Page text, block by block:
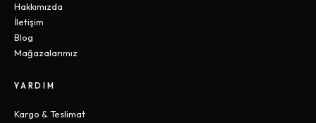
Hakkımızda
İletişim
Blog
Mağazalarımız
YARDIM
Kargo & Teslimat